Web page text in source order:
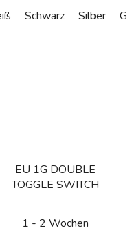
BronzeSchwarz Silber
EU 1G DOUBLE
TOGGLE SWITCH
1 - 2 Wochen